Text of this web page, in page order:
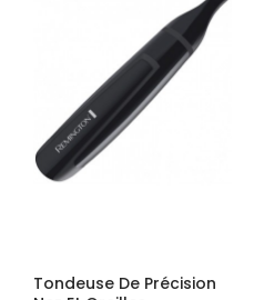
Tondeuse De Précision